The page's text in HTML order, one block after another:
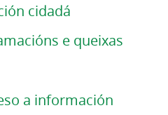
cidadá
e queixas
a información